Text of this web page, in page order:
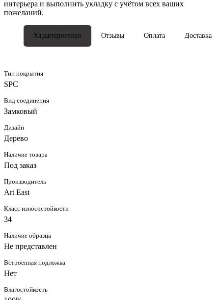
интерьера и выполнить укладку с учётом всех ваших
пожеланий.
Характеристики Отзывы Оплата Доставка
Тип покрытия
SPC
Вид соединения
Замковый
Дизайн
Дерево
Наличие товара
Под заказ
Производитель
Art East
Класс износостойкости
34
Наличие образца
Не представлен
Встроенная подложка
Нет
Влагостойкость